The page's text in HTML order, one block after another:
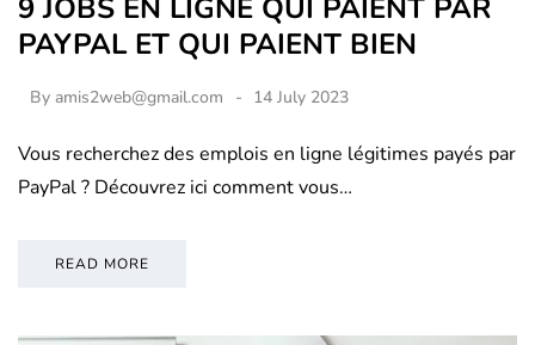
9 JOBS EN LIGNE QUI PAIENT PAR
PAYPAL ET QUI PAIENT BIEN
By amis2web@gmail.com 14 July 2023
Vous recherchez des emplois en ligne légitimes payés par
PayPal ? Découvrez ici comment vous…
READ MORE